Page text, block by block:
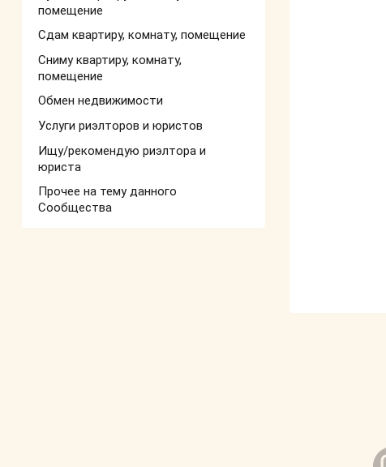
помещение
Сдам квартиру, комнату, помещение
Сниму квартиру, комнату,
помещение
Обмен недвижимости
Услуги риэлторов и юристов
Ищу/рекомендую риэлтора и
юриста
Прочее на тему данного
Сообщества